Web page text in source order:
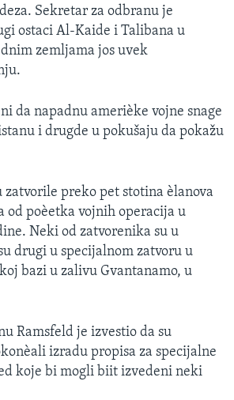
Sekretar za odbranu je
ostaci Al-Kaide i Talibana u
zemljama jos uvek
da napadnu amerièke vojne snage
i drugde u pokušaju da pokažu
preko pet stotina èlanova
od poèetka vojnih operacija u
Neki od zatvorenika su u
drugi u specijalnom zatvoru u
bazi u zalivu Gvantanamo, u
Ramsfeld je izvestio da su
izradu propisa za specijalne
koje bi mogli biit izvedeni neki